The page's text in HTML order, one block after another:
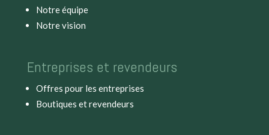
Notre équipe
Notre vision
Entreprises et revendeurs
Offres pour les entreprises
Boutiques et revendeurs